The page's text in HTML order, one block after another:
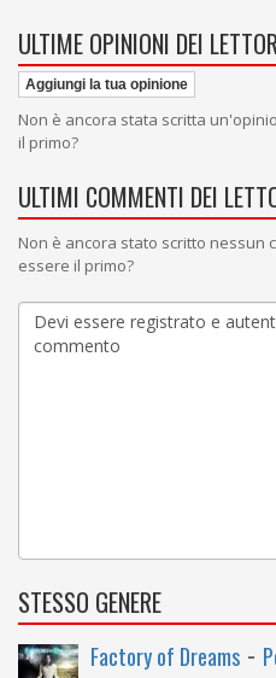
ULTIME OPINIONI DEI
Aggiungi la tua opinione
Non è ancora stata scritta
il primo?
ULTIMI COMMENTI DEI
Non è ancora stato scritto nessun
essere il primo?
STESSO GENERE
Factory of Dreams -